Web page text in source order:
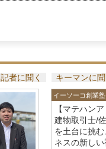
記者に聞く キーマンに
イーソーコ創業塾
【マテハン
建物取引士/
を土台に挑
ネスの新し